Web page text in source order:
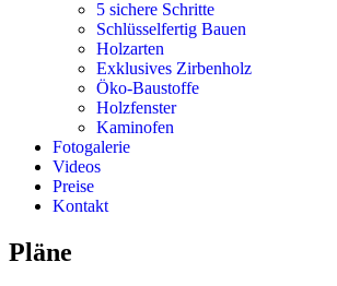
5 sichere Schritte
Schlüsselfertig Bauen
Holzarten
Exklusives Zirbenholz
Öko-Baustoffe
Holzfenster
Kaminofen
Fotogalerie
Videos
Preise
Kontakt
Pläne